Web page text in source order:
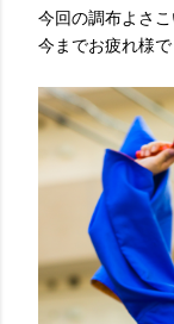
今回の調布よさこ
今までお疲れ様で